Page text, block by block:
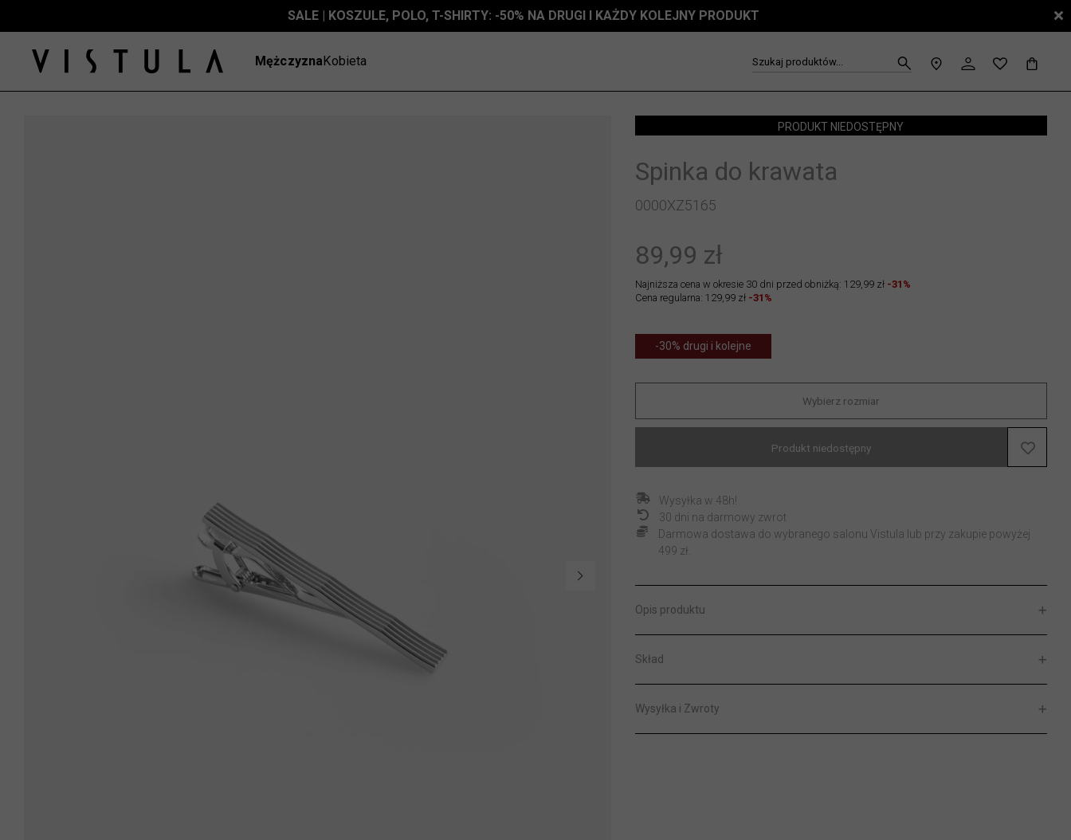
SALE | KOSZULE, POLO, T-SHIRTY: -50% NA DRUGI I KAŻDY KOLEJNY PRODUKT
MężczyznaKobieta Szukaj produktów...
PRODUKT NIEDOSTĘPNY
Spinka do krawata
0000XZ5165
89,99 zł
Najniższa cena w okresie 30 dni przed obniżką: 129,99 zł -31%
Cena regularna: 129,99 zł -31%
-30% drugi i kolejne
Wybierz rozmiar
Produkt niedostępny
Wysyłka w 48h!
30 dni na darmowy zwrot
Darmowa dostawa do wybranego salonu Vistula lub przy zakupie powyżej
499 zł.
Opis produktu
Skład
Wysyłka i Zwroty